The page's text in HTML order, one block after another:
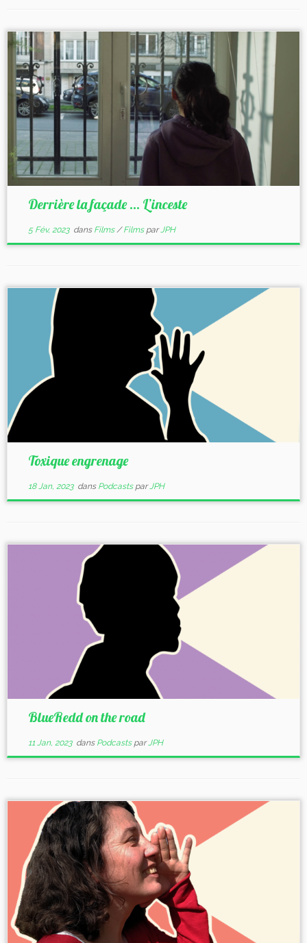
Derrière la façade … L’inceste
5 Fév, 2023dans Films/Films parJPH
Toxique engrenage
18 Jan, 2023dans Podcasts parJPH
BlueRedd on the road
11 Jan, 2023dans Podcasts parJPH